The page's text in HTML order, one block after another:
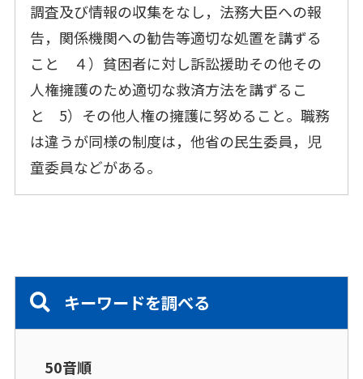
調査及び情報の収集をなし，法務大臣への報
告，関係機関への勧告等適切な処置を講ずる
こと ４）貧困者に対し訴訟援助その他その
人権擁護のため適切な救済方法を講ずるこ
と 5）その他人権の擁護に努めること。職務
は違うが同様の制度は，他省の民生委員，児
童委員などがある。
キーワードを調べる
50音順